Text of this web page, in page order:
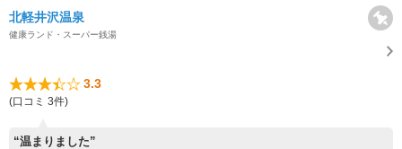
北軽井沢温泉
健康ランド・スーパー銭湯
3.3
(口コミ 3件)
“温まりました”